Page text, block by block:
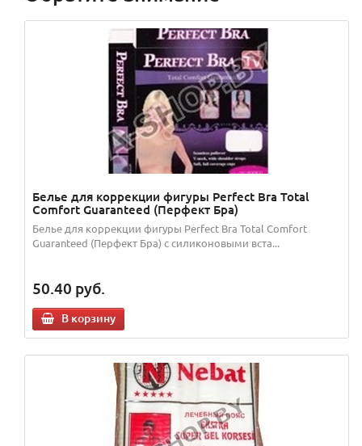
Белье для коррекции фигуры Perfect Bra Total
Comfort Guaranteed (Перфект Бра)
Белье для коррекции фигуры Perfect Bra Total Comfort
Guaranteed (Перфект Бра) c силиконовыми вста...
50.40 руб.
В корзину